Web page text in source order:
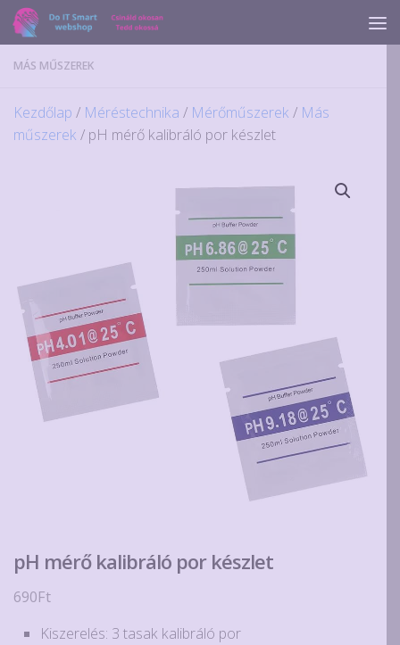
Skip to content
MÁS MŰSZEREK
Kezdőlap / Méréstechnika / Mérőműszerek / Más
műszerek / pH mérő kalibráló por készlet
pH mérő kalibráló por készlet
690Ft
Kiszerelés: 3 tasak kalibráló por